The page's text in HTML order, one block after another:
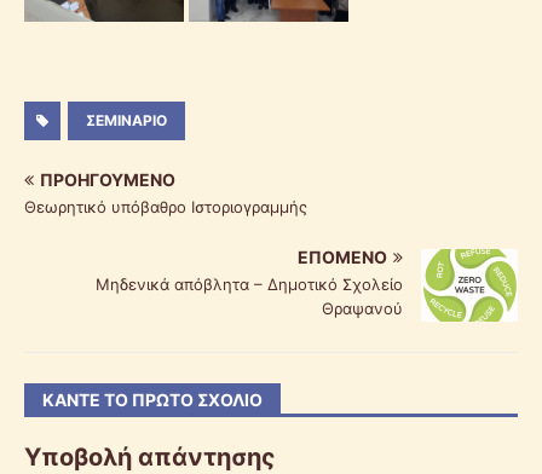
ΣΕΜΙΝΆΡΙΟ
ΠΡΟΗΓΟΎΜΕΝΟ
Θεωρητικό υπόβαθρο Ιστοριογραμμής
ΕΠΌΜΕΝΟ
Μηδενικά απόβλητα – Δημοτικό Σχολείο
Θραψανού
ΚΆΝΤΕ ΤΟ ΠΡΏΤΟ ΣΧΌΛΙΟ
Υποβολή απάντησης